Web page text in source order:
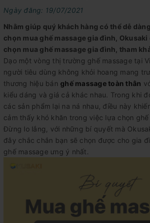
Ngày đăng: 19/07/2021
Nhằm giúp quý khách hàng có thể dễ
chọn mua ghế massage gia đình,
chọn mua ghế massage gia đình, tham
Dạo một vòng thị trường ghế massage tại
người tiêu dùng không khỏi hoang mang
thương hiệu bán ghế massage toàn thân
kiểu dáng và giá cả khác nhau. Trong khi
các sản phẩm lại na ná nhau, điều này
cảm thấy khó khăn trong việc lựa chọn ghế
Đừng lo lắng, với những bí quyết mà
đây chắc chắn bạn sẽ chọn được cho gia
ghế massage ưng ý nhất.